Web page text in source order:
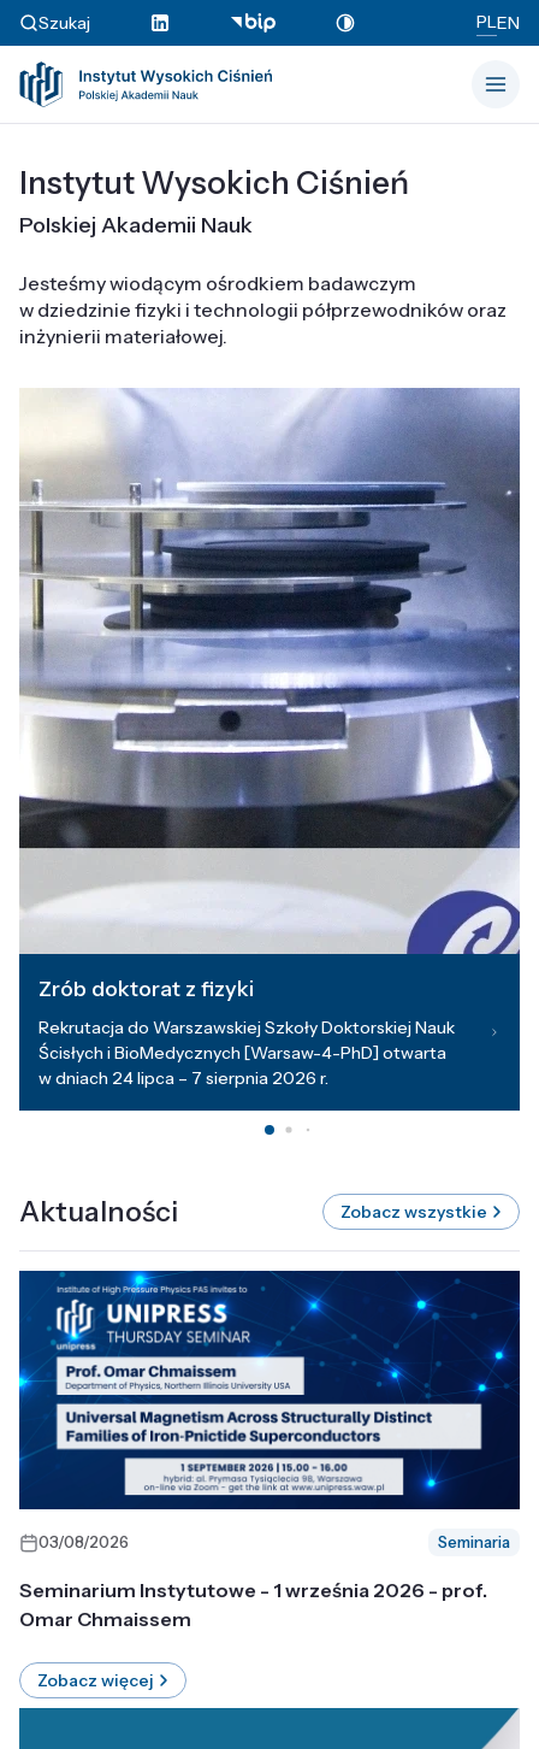
Szukaj PLEN
Instytut Wysokich Ciśnień
Polskiej Akademii Nauk
Jesteśmy wiodącym ośrodkiem badawczym
w dziedzinie fizyki i technologii półprzewodników oraz
inżynierii materiałowej.
Zrób doktorat z fizyki
Rekrutacja do Warszawskiej Szkoły Doktorskiej Nauk
Ścisłych i BioMedycznych [Warsaw-4-PhD] otwarta
w dniach 24 lipca – 7 sierpnia 2026 r.
Aktualności Zobacz wszystkie
03/08/2026 Seminaria
Seminarium Instytutowe - 1 września 2026 - prof.
Omar Chmaissem
Zobacz więcej